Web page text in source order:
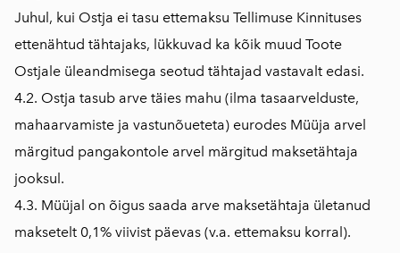
Juhul, kui Ostja ei tasu ettemaksu Tellimuse Kinnituses
ettenähtud tähtajaks, lükkuvad ka kõik muud Toote
Ostjale üleandmisega seotud tähtajad vastavalt edasi.
4.2. Ostja tasub arve täies mahu (ilma tasaarvelduste,
mahaarvamiste ja vastunõueteta) eurodes Müüja arvel
märgitud pangakontole arvel märgitud maksetähtaja
jooksul.
4.3. Müüjal on õigus saada arve maksetähtaja ületanud
maksetelt 0,1% viivist päevas (v.a. ettemaksu korral).